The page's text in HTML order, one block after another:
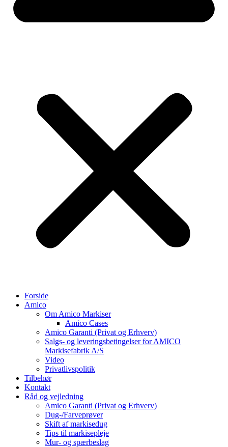
Forside
Amico
Om Amico Markiser
Amico Cases
Amico Garanti (Privat og Erhverv)
Salgs- og leveringsbetingelser for AMICO
Markisefabrik A/S
Video
Privatlivspolitik
Tilbehør
Kontakt
Råd og vejledning
Amico Garanti (Privat og Erhverv)
Dug-/Farveprøver
Skift af markisedug
Tips til markisepleje
Mur- og spærbeslag